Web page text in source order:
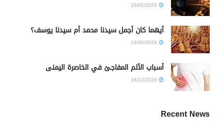
أيهما كان أجمل سيدنا محمد أم سيدنا يوسف؟
أسباب الألم المفاجئ في الخاصرة اليمنى
Recent News